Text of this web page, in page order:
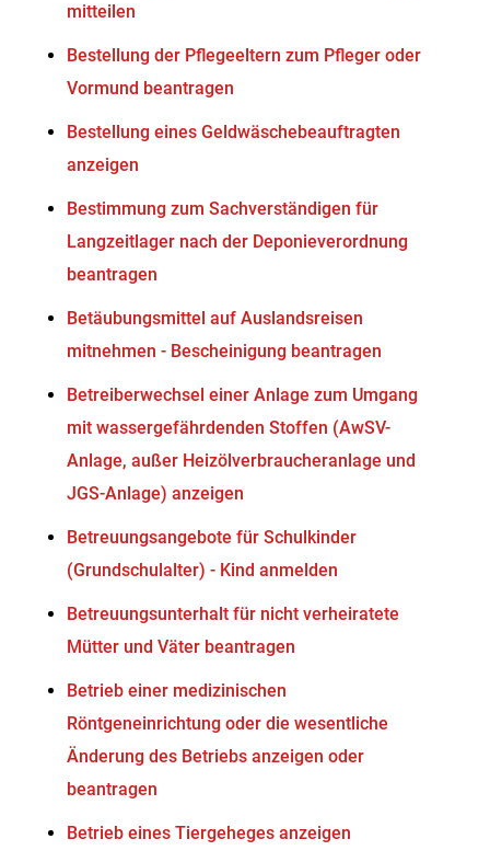
mitteilen
Bestellung der Pflegeeltern zum Pfleger oder
Vormund beantragen
Bestellung eines Geldwäschebeauftragten
anzeigen
Bestimmung zum Sachverständigen für
Langzeitlager nach der Deponieverordnung
beantragen
Betäubungsmittel auf Auslandsreisen
mitnehmen - Bescheinigung beantragen
Betreiberwechsel einer Anlage zum Umgang
mit wassergefährdenden Stoffen (AwSV-
Anlage, außer Heizölverbraucheranlage und
JGS-Anlage) anzeigen
Betreuungsangebote für Schulkinder
(Grundschulalter) - Kind anmelden
Betreuungsunterhalt für nicht verheiratete
Mütter und Väter beantragen
Betrieb einer medizinischen
Röntgeneinrichtung oder die wesentliche
Änderung des Betriebs anzeigen oder
beantragen
Betrieb eines Tiergeheges anzeigen